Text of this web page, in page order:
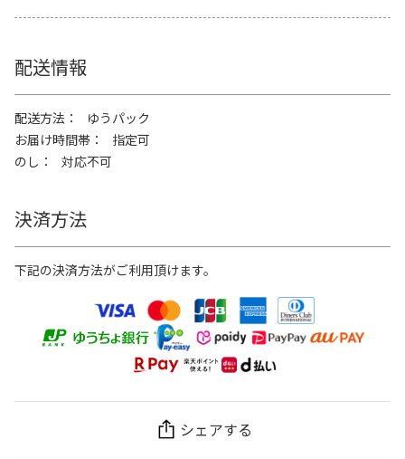
配送情報
配送方法
ゆうパック
お届け時間帯
指定可
のし
対応不可
決済方法
下記の決済方法がご利用頂けます。
シェアする